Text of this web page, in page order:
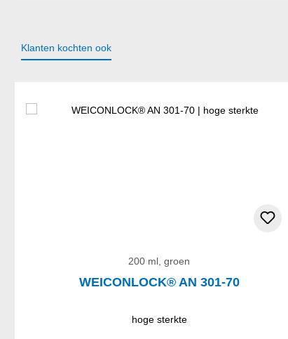
Klanten kochten ook
200 ml, groen
WEICONLOCK® AN 301-70
hoge sterkte